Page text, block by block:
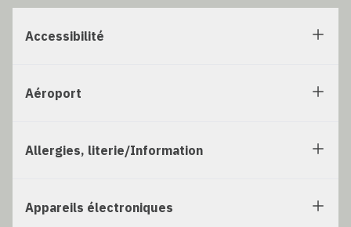
Accessibilité
Aéroport
Allergies, literie/Information
Appareils électroniques